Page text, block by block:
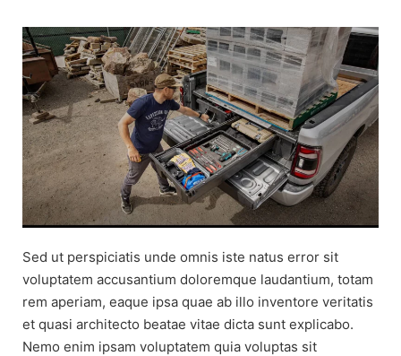
Sed ut perspiciatis unde omnis iste natus error sit
voluptatem accusantium doloremque laudantium, totam
rem aperiam, eaque ipsa quae ab illo inventore veritatis
et quasi architecto beatae vitae dicta sunt explicabo.
Nemo enim ipsam voluptatem quia voluptas sit